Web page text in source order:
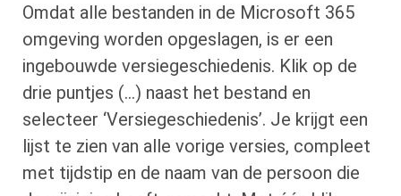
Omdat alle bestanden in de Microsoft 365
omgeving worden opgeslagen, is er een
ingebouwde versiegeschiedenis. Klik op de
drie puntjes (…) naast het bestand en
selecteer ‘Versiegeschiedenis’. Je krijgt een
lijst te zien van alle vorige versies, compleet
met tijdstip en de naam van de persoon die